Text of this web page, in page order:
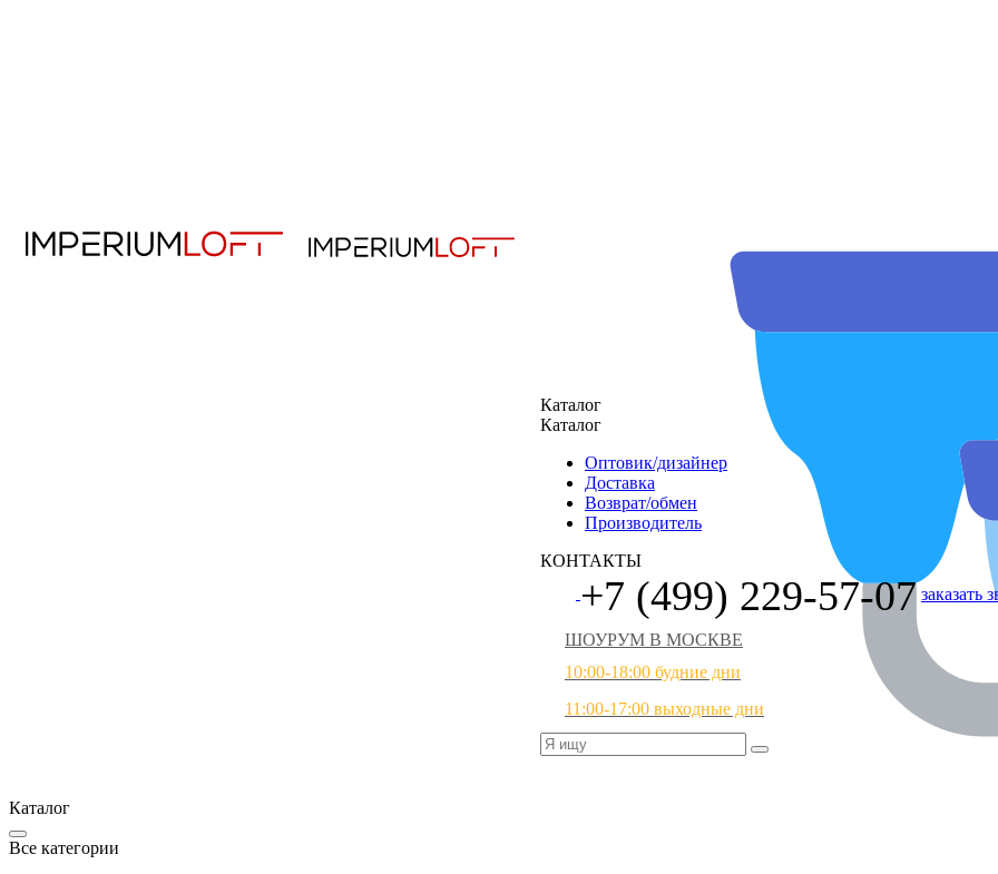
Каталог
Каталог
Оптовик/дизайнер
Доставка
Возврат/обмен
Производитель
КОНТАКТЫ
+7 (499) 229-57-07 заказать
ШОУРУМ В МОСКВЕ
10:00-18:00 будние дни
11:00-17:00 выходные дни
Каталог
Все категории